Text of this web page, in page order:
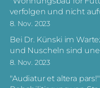
verfolgen und nicht
8. Nov. 2023
Bei Dr. Künski im
und Nuscheln sind
8. Nov. 2023
"Audiatur et altera